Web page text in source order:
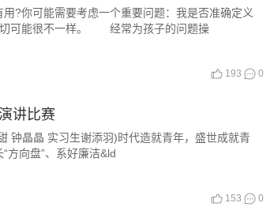
你可能需要考虑一个重要问题：我是否准确定义
切可能很不一样。 经常为孩子的问题操
193 0
讲比赛
晶晶 实习生谢添羽)时代造就青年，盛世成就青
方向盘”、系好廉洁&ld
153 0